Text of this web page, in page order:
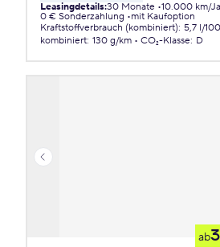
Leasingdetails:30 Monate 10.000 km/
0 € Sonderzahlung
mit Kaufoption
Kraftstoffverbrauch (kombiniert): 5,7 l/
kombiniert: 130 g/km CO₂-Klasse: D
ab